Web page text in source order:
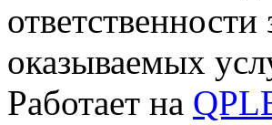
оказываемых
Работает на